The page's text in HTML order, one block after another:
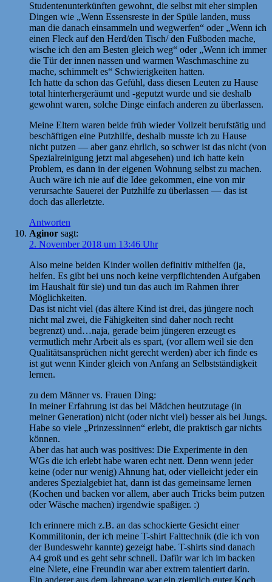
Studentenunterkünften gewohnt, die selbst mit eher simplen
Dingen wie „Wenn Essensreste in der Spüle landen, muss
man die danach einsammeln und wegwerfen“ oder „Wenn ich
einen Fleck auf den Herd/den Tisch/ den Fußboden mache,
wische ich den am Besten gleich weg“ oder „Wenn ich immer
die Tür der innen nassen und warmen Waschmaschine zu
mache, schimmelt es“ Schwierigkeiten hatten.
Ich hatte da schon das Gefühl, dass diesen Leuten zu Hause
total hinterhergeräumt und -geputzt wurde und sie deshalb
gewohnt waren, solche Dinge einfach anderen zu überlassen.
Meine Eltern waren beide früh wieder Vollzeit berufstätig und
beschäftigen eine Putzhilfe, deshalb musste ich zu Hause
nicht putzen — aber ganz ehrlich, so schwer ist das nicht (von
Spezialreinigung jetzt mal abgesehen) und ich hatte kein
Problem, es dann in der eigenen Wohnung selbst zu machen.
Auch wäre ich nie auf die Idee gekommen, eine von mir
verursachte Sauerei der Putzhilfe zu überlassen — das ist
doch das allerletzte.
Antworten
Aginor sagt:
2. November 2018 um 13:46 Uhr
Also meine beiden Kinder wollen definitiv mithelfen (ja,
helfen. Es gibt bei uns noch keine verpflichtenden Aufgaben
im Haushalt für sie) und tun das auch im Rahmen ihrer
Möglichkeiten.
Das ist nicht viel (das ältere Kind ist drei, das jüngere noch
nicht mal zwei, die Fähigkeiten sind daher noch recht
begrenzt) und…naja, gerade beim jüngeren erzeugt es
vermutlich mehr Arbeit als es spart, (vor allem weil sie den
Qualitätsansprüchen nicht gerecht werden) aber ich finde es
ist gut wenn Kinder gleich von Anfang an Selbstständigkeit
lernen.
zu dem Männer vs. Frauen Ding:
In meiner Erfahrung ist das bei Mädchen heutzutage (in
meiner Generation) nicht (oder nicht viel) besser als bei Jungs.
Habe so viele „Prinzessinnen“ erlebt, die praktisch gar nichts
können.
Aber das hat auch was positives: Die Experimente in den
WGs die ich erlebt habe waren echt nett. Denn wenn jeder
keine (oder nur wenig) Ahnung hat, oder vielleicht jeder ein
anderes Spezialgebiet hat, dann ist das gemeinsame lernen
(Kochen und backen vor allem, aber auch Tricks beim putzen
oder Wäsche machen) irgendwie spaßiger. :)
Ich erinnere mich z.B. an das schockierte Gesicht einer
Kommilitonin, der ich meine T-shirt Falttechnik (die ich von
der Bundeswehr kannte) gezeigt habe. T-shirts sind danach
A4 groß und es geht sehr schnell. Dafür war ich im backen
eine Niete, eine Freundin war aber extrem talentiert darin.
Ein anderer aus dem Jahrgang war ein ziemlich guter Koch,